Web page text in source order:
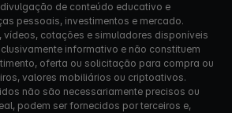
de conteúdo educativo e
pessoais, investimentos e mercado.
cotações e simuladores disponíveis
informativo e não constituem
oferta ou solicitação para compra ou
valores mobiliários ou criptoativos.
não são necessariamente precisos ou
podem ser fornecidos por terceiros e,